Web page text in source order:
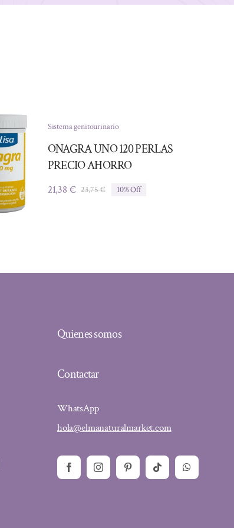
Sistema genitourinario
ONAGRA UNO 120 PERLAS
PRECIO AHORRO
23,75€El
21,38 €
El
10% Off
Quienes somos
Contactar
WhatsApp
hola@elmanaturalmarket.com